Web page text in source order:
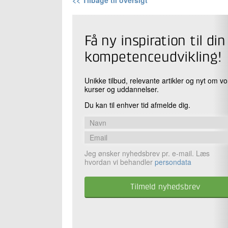
Få ny inspiration til din
kompetenceudvikling!
Unikke tilbud, relevante artikler og nyt om
kurser og uddannelser.
Du kan til enhver tid afmelde dig.
Jeg ønsker nyhedsbrev pr. e-mail. Læs
hvordan vi behandler persondata